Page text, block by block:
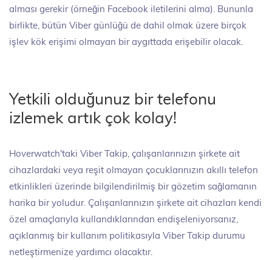
alması gerekir (örneğin Facebook iletilerini alma). Bununla
birlikte, bütün Viber günlüğü de dahil olmak üzere birçok
işlev kök erişimi olmayan bir aygıttada erişebilir olacak.
Yetkili olduğunuz bir telefonu
izlemek artık çok kolay!
Hoverwatch'taki Viber Takip, çalışanlarınızın şirkete ait
cihazlardaki veya reşit olmayan çocuklarınızın akıllı telefon
etkinlikleri üzerinde bilgilendirilmiş bir gözetim sağlamanın
harika bir yoludur. Çalışanlarınızın şirkete ait cihazları kendi
özel amaçlarıyla kullandıklarından endişeleniyorsanız,
açıklanmış bir kullanım politikasıyla Viber Takip durumu
netleştirmenize yardımcı olacaktır.